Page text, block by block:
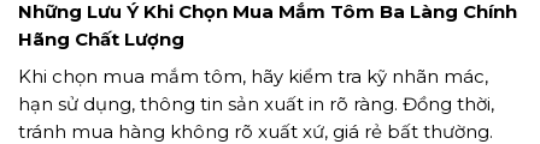
Những Lưu Ý Khi Chọn Mua Mắm Tôm Ba Làng Chính
Hãng Chất Lượng
Khi chọn mua mắm tôm, hãy kiểm tra kỹ nhãn mác,
hạn sử dụng, thông tin sản xuất in rõ ràng. Đồng thời,
tránh mua hàng không rõ xuất xứ, giá rẻ bất thường.